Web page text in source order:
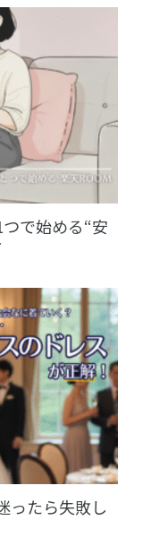
で始める“安
ったら失敗し